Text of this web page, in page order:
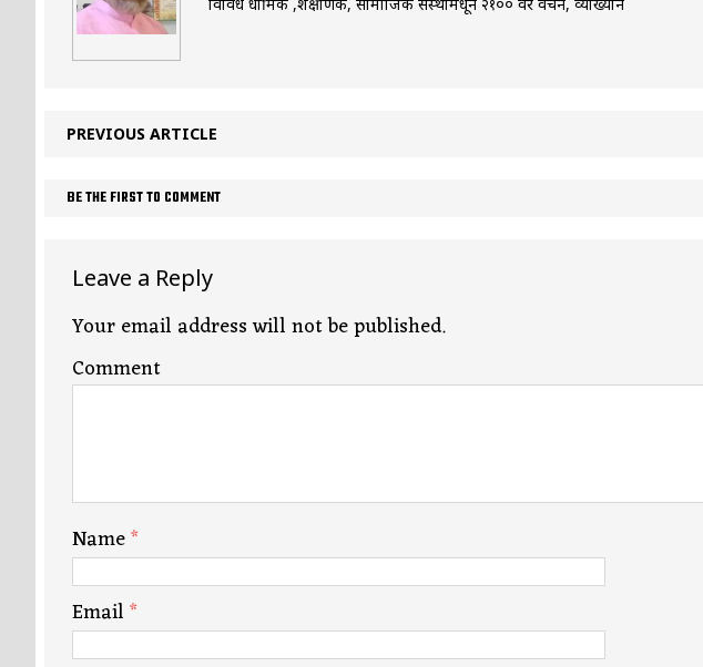
विविध धार्मिक ,शैक्षणिक, सामाजिक संस्थांमधून २१०० वर प्रवचन, व्याख्याने
PREVIOUS ARTICLE
BE THE FIRST TO COMMENT
Leave a Reply
Your email address will not be published.
Comment
Name*
Email*